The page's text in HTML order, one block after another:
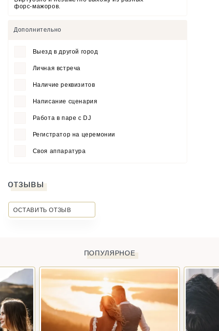
форс-мажоров.
Дополнительно
Выезд в другой город
Личная встреча
Наличие реквизитов
Написание сценария
Работа в паре с DJ
Регистратор на церемонии
Своя аппаратура
отзывы
ОСТАВИТЬ ОТЗЫВ
ПОПУЛЯРНОЕ